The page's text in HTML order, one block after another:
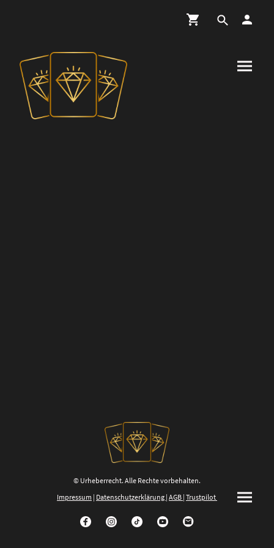
© Urheberrecht. Alle Rechte vorbehalten.
Impressum | Datenschutzerklärung | AGB | Trustpilot